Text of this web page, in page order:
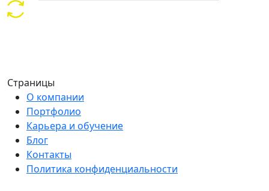
Страницы
О компании
Портфолио
Карьера и обучение
Блог
Контакты
Политика конфиденциальности